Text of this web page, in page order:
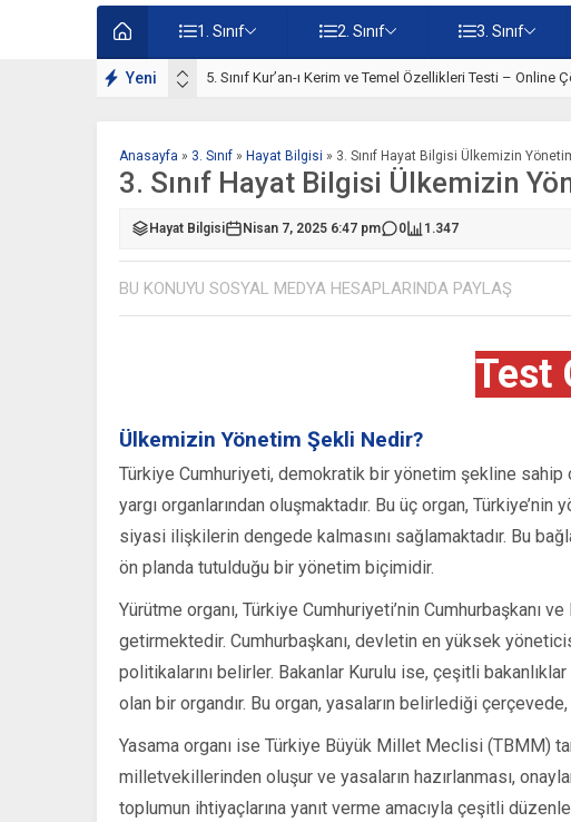
1. Sınıf 2. Sınıf 3. Sınıf
Yeni 5. Sınıf Kur’an-ı Kerim ve Temel Özellikleri Testi – Online
Anasayfa » 3. Sınıf » Hayat Bilgisi » 3. Sınıf Hayat Bilgisi Ülkemizin
3. Sınıf Hayat Bilgisi Ülkemizin
Hayat Bilgisi Nisan 7, 2025 6:47 pm 0 1.347
BU KONUYU SOSYAL MEDYA HESAPLARINDA PAYLAŞ
Test
Ülkemizin Yönetim Şekli Nedir?
Türkiye Cumhuriyeti, demokratik bir yönetim şekline
yargı organlarından oluşmaktadır. Bu üç organ,
siyasi ilişkilerin dengede kalmasını sağlamaktadır. Bu
ön planda tutulduğu bir yönetim biçimidir.
Yürütme organı, Türkiye Cumhuriyeti’nin Cumhurbaşkanı
getirmektedir. Cumhurbaşkanı, devletin en yüksek
politikalarını belirler. Bakanlar Kurulu ise, çeşitli
olan bir organdır. Bu organ, yasaların belirlediği
Yasama organı ise Türkiye Büyük Millet Meclisi (TBMM)
milletvekillerinden oluşur ve yasaların hazırlanması,
toplumun ihtiyaçlarına yanıt verme amacıyla çeşitli